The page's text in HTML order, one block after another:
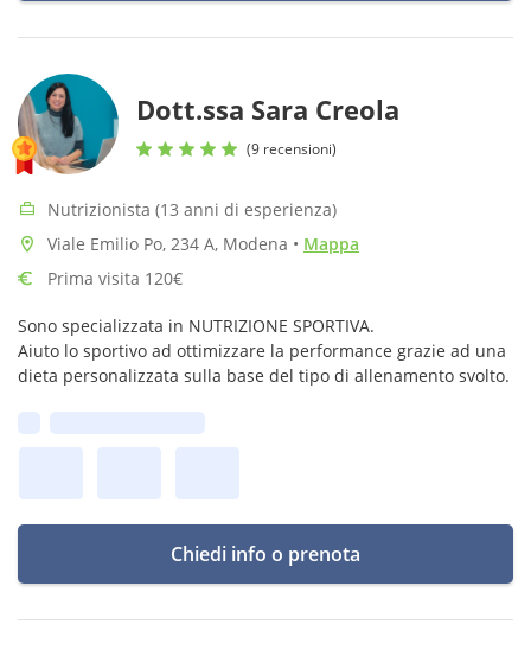
Dott.ssa Sara Creola
(9 recensioni)
Nutrizionista (13 anni di esperienza)
Viale Emilio Po, 234 A, Modena • Mappa
Prima visita 120€
Sono specializzata in NUTRIZIONE SPORTIVA.
Aiuto lo sportivo ad ottimizzare la performance grazie ad una
dieta personalizzata sulla base del tipo di allenamento svolto.
Chiedi info o prenota